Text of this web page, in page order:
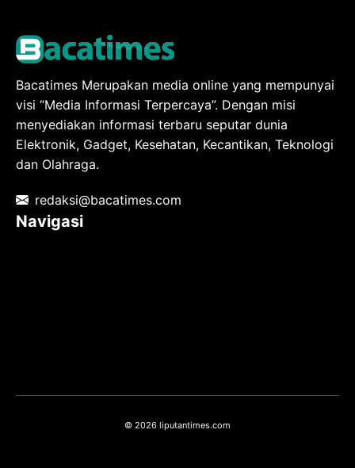
Bacatimes Merupakan media online yang mempunyai
visi “Media Informasi Terpercaya”. Dengan misi
menyediakan informasi terbaru seputar dunia
Elektronik, Gadget, Kesehatan, Kecantikan, Teknologi
dan Olahraga.
redaksi@bacatimes.com
Navigasi
© 2026 liputantimes.com